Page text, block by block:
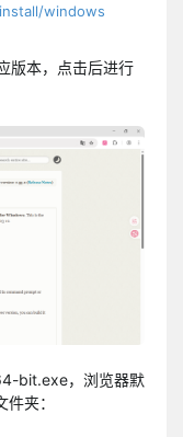
windows
版本，点击后进行
bit.exe，浏览器默
夹：